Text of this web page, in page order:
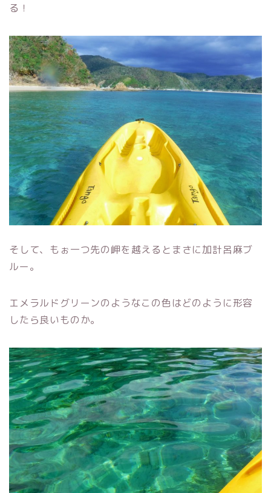
る！
そして、もぉ一つ先の岬を越えるとまさに加計呂麻ブ
ルー。
エメラルドグリーンのようなこの色はどのように形容
したら良いものか。